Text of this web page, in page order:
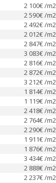
2 100€ /m2
2 590€ /m2
2 492€ /m2
2 012€ /m2
2 847€ /m2
3 083€ /m2
2 816€ /m2
2 872€ /m2
3 212€ /m2
1 814€ /m2
1 119€ /m2
2 418€ /m2
2 764€ /m2
2 290€ /m2
1 911€ /m2
1 876€ /m2
3 434€ /m2
2 888€ /m2
2 237€ /m2